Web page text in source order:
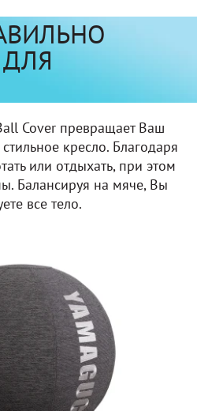
Cover превращает Ваш
кресло. Благодаря
или отдыхать, при этом
Балансируя на мяче, Вы
все тело.